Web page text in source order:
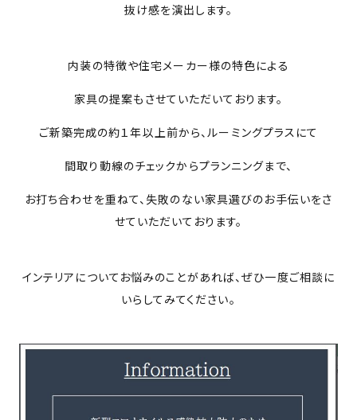
抜け感を演出します。
内装の特徴や住宅メーカー様の特色による
家具の提案もさせていただいております。
ご新築完成の約１年以上前から、ルーミングプラスにて
間取り動線のチェックからプランニングまで、
お打ち合わせを重ねて、失敗のない家具選びのお手伝いをさ
せていただいております。
インテリアについてお悩みのことがあれば、ぜひ一度ご相談に
いらしてみてください。